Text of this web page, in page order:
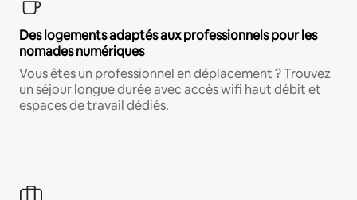
Des logements adaptés aux professionnels pour les
nomades numériques
Vous êtes un professionnel en déplacement ? Trouvez
un séjour longue durée avec accès wifi haut débit et
espaces de travail dédiés.